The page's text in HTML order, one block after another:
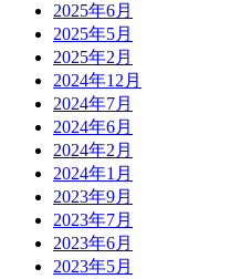
2025年6月
2025年5月
2025年2月
2024年12月
2024年7月
2024年6月
2024年2月
2024年1月
2023年9月
2023年7月
2023年6月
2023年5月